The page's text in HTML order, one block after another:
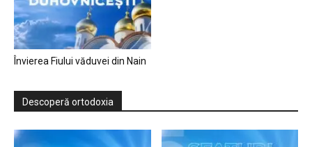
Învierea Fiului văduvei din Nain
Descoperă ortodoxia